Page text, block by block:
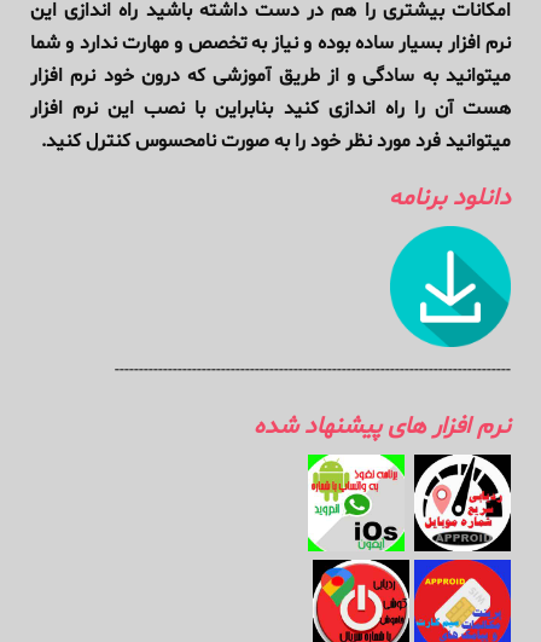
امکانات بیشتری را هم در دست داشته باشید راه اندازی این
نرم افزار بسیار ساده بوده و نیاز به تخصص و مهارت ندارد و شما
میتوانید به سادگی و از طریق آموزشی که درون خود نرم افزار
هست آن را راه اندازی کنید بنابراین با نصب این نرم افزار
میتوانید فرد مورد نظر خود را به صورت نامحسوس کنترل کنید.
دانلود برنامه
----------------------------------------------------------------------------------
نرم افزار های پیشنهاد شده